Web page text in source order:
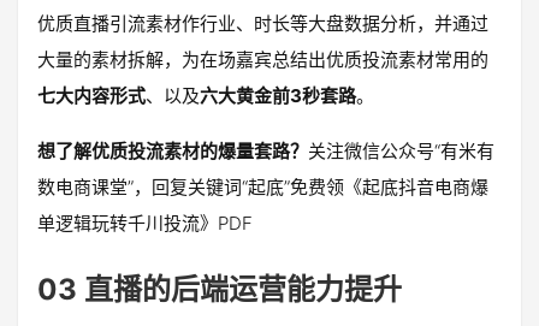
优质直播引流素材作行业、时长等大盘数据分析，并通过
大量的素材拆解，为在场嘉宾总结出优质投流素材常用的
七大内容形式、以及六大黄金前3秒套路。
想了解优质投流素材的爆量套路？ 关注微信公众号“有米有
数电商课堂”，回复关键词“起底”免费领《起底抖音电商爆
单逻辑玩转千川投流》PDF
03 直播的后端运营能力提升